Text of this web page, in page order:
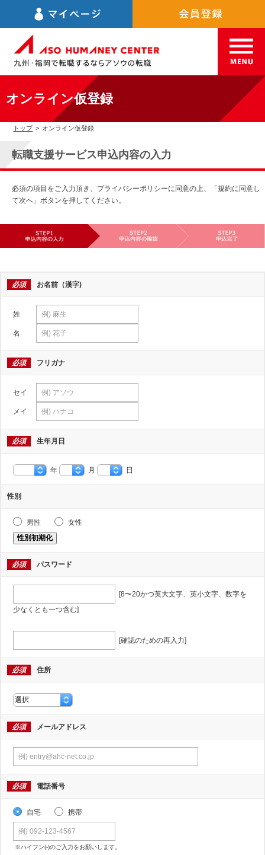
オンライン仮登録
トップ > オンライン仮登録
転職支援サービス申込内容の入力
必須の項目をご入力頂き、プライバシーポリシーに同意の上、「規約に同意し
て次へ」ボタンを押してください。
必須 お名前（漢字)
姓
名
必須 フリガナ
セイ
メイ
必須 生年月日
年 月 日
性別
男性
女性
性別初期化
必須 パスワード
[8〜20かつ英大文字、英小文字、数字を
少なくとも一つ含む]
[確認のための再入力]
必須 住所
必須 メールアドレス
必須 電話番号
自宅 携帯
※ハイフン(-)のご入力をお願いします。